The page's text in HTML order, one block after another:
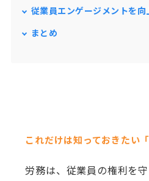
従業員エンゲージメントを
まとめ
これだけは知っておきたい
労務は、従業員の権利を